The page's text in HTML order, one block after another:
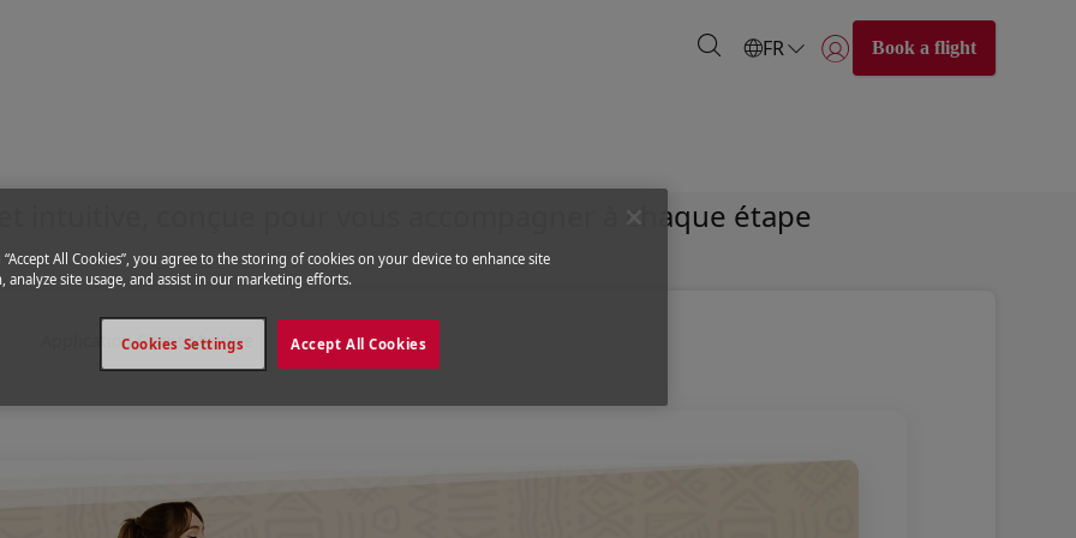
FR Se connecter | S’inscrire)
Book a flight
intuitive, conçue pour vous accompagner à chaque étape
Application Client Mystère
“Accept All Cookies”, you agree to the storing of cookies on your device to enhance site
analyze site usage, and assist in our marketing efforts.
Accept All Cookies
Cookies Settings